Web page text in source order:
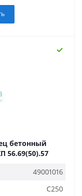
бетонный
56.69(50).57
49001016
C250